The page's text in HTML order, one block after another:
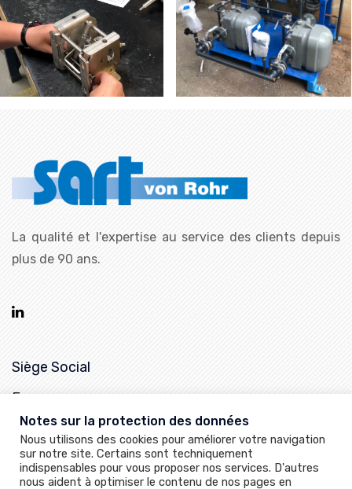
La qualité et l'expertise au service des clients depuis
plus de 90 ans.
Siège Social
France
25, rue de la Chapelle,
68620 Bitschwiller-les-Thann
+33 (0)3 89 37 79 50
Notes sur la protection des données
Nous utilisons des cookies pour améliorer votre navigation
sur notre site. Certains sont techniquement
indispensables pour vous proposer nos services. D'autres
nous aident à optimiser le contenu de nos pages en